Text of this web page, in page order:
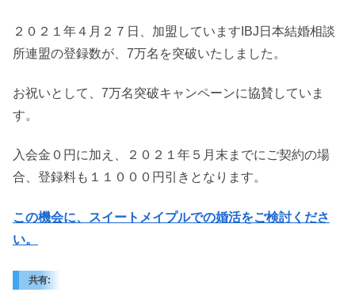
２０２１年４月２７日、加盟していますIBJ日本結婚相談
所連盟の登録数が、7万名を突破いたしました。
お祝いとして、7万名突破キャンペーンに協賛していま
す。
入会金０円に加え、２０２１年５月末までにご契約の場
合、登録料も１１０００円引きとなります。
この機会に、スイートメイプルでの婚活をご検討くださ
い。
共有: